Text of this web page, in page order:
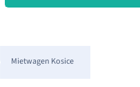
Mietwagen Kosice